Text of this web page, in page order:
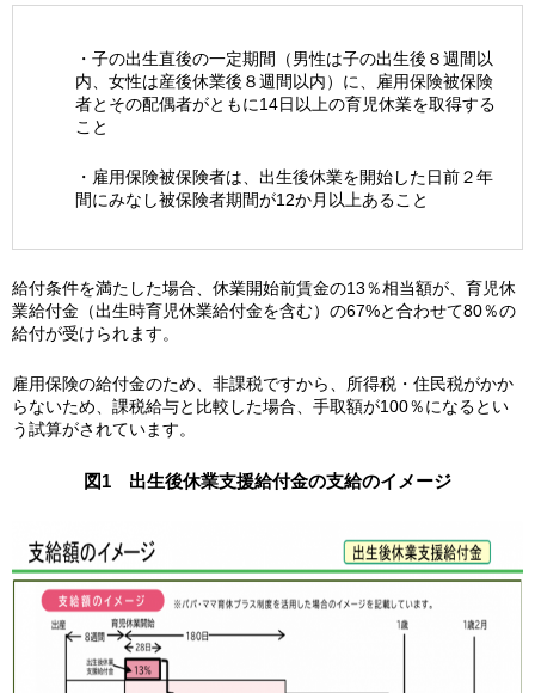
・子の出生直後の一定期間（男性は子の出生後８週間以
内、女性は産後休業後８週間以内）に、雇用保険被保険
者とその配偶者がともに14日以上の育児休業を取得する
こと
・雇用保険被保険者は、出生後休業を開始した日前２年
間にみなし被保険者期間が12か月以上あること
給付条件を満たした場合、休業開始前賃金の13％相当額が、育児休
業給付金（出生時育児休業給付金を含む）の67%と合わせて80％の
給付が受けられます。
雇用保険の給付金のため、非課税ですから、所得税・住民税がかか
らないため、課税給与と比較した場合、手取額が100％になるとい
う試算がされています。
図1 出生後休業支援給付金の支給のイメージ